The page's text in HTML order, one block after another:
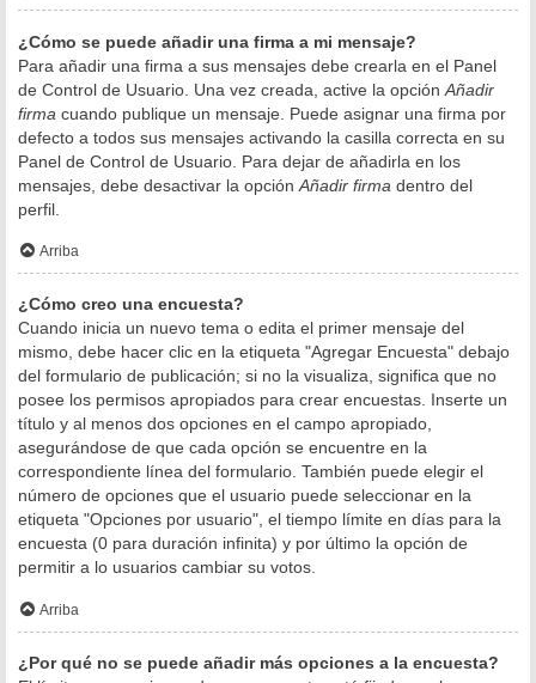
¿Cómo se puede añadir una firma a mi mensaje?
Para añadir una firma a sus mensajes debe crearla en el Panel
de Control de Usuario. Una vez creada, active la opción Añadir
firma cuando publique un mensaje. Puede asignar una firma por
defecto a todos sus mensajes activando la casilla correcta en su
Panel de Control de Usuario. Para dejar de añadirla en los
mensajes, debe desactivar la opción Añadir firma dentro del
perfil.
Arriba
¿Cómo creo una encuesta?
Cuando inicia un nuevo tema o edita el primer mensaje del
mismo, debe hacer clic en la etiqueta "Agregar Encuesta" debajo
del formulario de publicación; si no la visualiza, significa que no
posee los permisos apropiados para crear encuestas. Inserte un
título y al menos dos opciones en el campo apropiado,
asegurándose de que cada opción se encuentre en la
correspondiente línea del formulario. También puede elegir el
número de opciones que el usuario puede seleccionar en la
etiqueta "Opciones por usuario", el tiempo límite en días para la
encuesta (0 para duración infinita) y por último la opción de
permitir a lo usuarios cambiar su votos.
Arriba
¿Por qué no se puede añadir más opciones a la encuesta?